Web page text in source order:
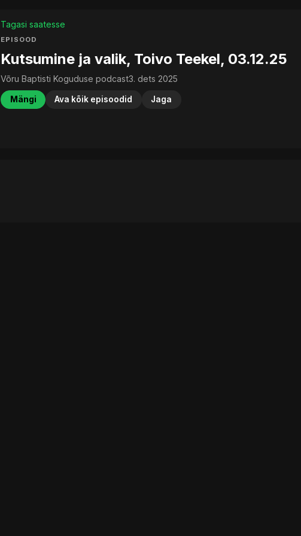
Tagasi saatesse
EPISOOD
Kutsumine ja valik, Toivo Teekel, 03.12.25
Võru Baptisti Koguduse podcast3. dets 2025
Mängi Ava kõik episoodid Jaga